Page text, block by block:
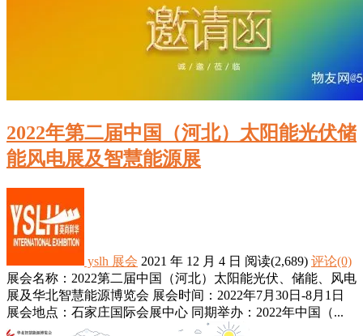
2022年第二届中国（河北）太阳能光伏储
能风电展及智慧能源展
yslh 展会 2021 年 12 月 4 日 阅读(2,689) 评论(0)
展会名称：2022第二届中国（河北）太阳能光伏、储能、风电
展及华北智慧能源博览会 展会时间：2022年7月30日-8月1日
展会地点：石家庄国际会展中心 同期举办：2022年中国（...